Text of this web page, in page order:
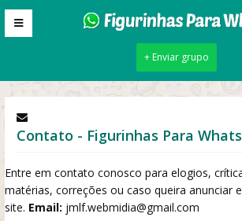
+ Enviar grupo
Contato - Figurinhas Para
Entre em contato conosco para elogios,
matérias, correções ou caso queira anunciar
site. Email: jmlf.webmidia@gmail.com